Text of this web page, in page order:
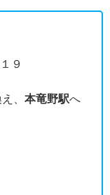
９
、 本竜野駅へ